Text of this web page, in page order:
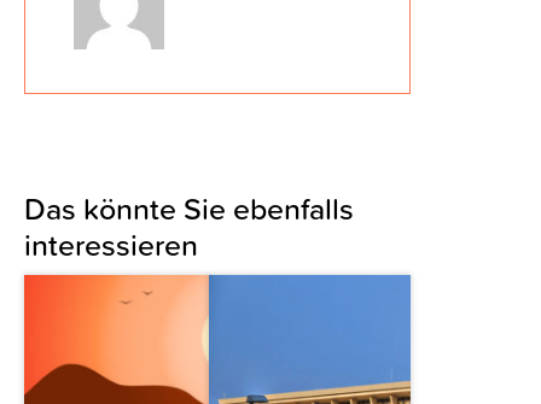
Das könnte Sie ebenfalls
interessieren